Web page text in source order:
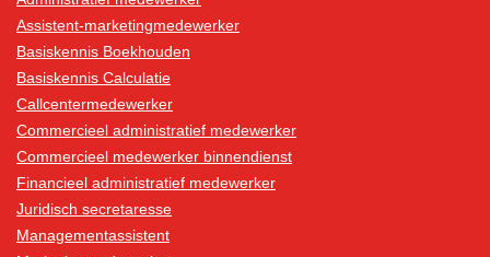
Assistent-marketingmedewerker
Basiskennis Boekhouden
Basiskennis Calculatie
Callcentermedewerker
Commercieel administratief medewerker
Commercieel medewerker binnendienst
Financieel administratief medewerker
Juridisch secretaresse
Managementassistent